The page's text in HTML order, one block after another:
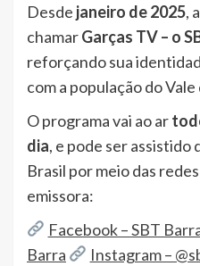
Desde janeiro de 2025,
chamarGarças TV – o
reforçando sua
com a população do
O programa vai ao ar
dia, e pode ser assistido
Brasil por meio das
emissora:
Facebook – SBT
Barra
Instagram –